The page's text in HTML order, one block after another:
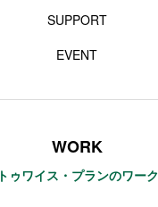
SUPPORT
EVENT
WORK
トゥワイス・プランのワーク